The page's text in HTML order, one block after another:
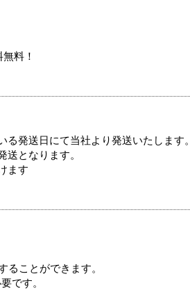
料！
発送日にて当社より発送いたします。
となります。
ます
ることができます。
です。